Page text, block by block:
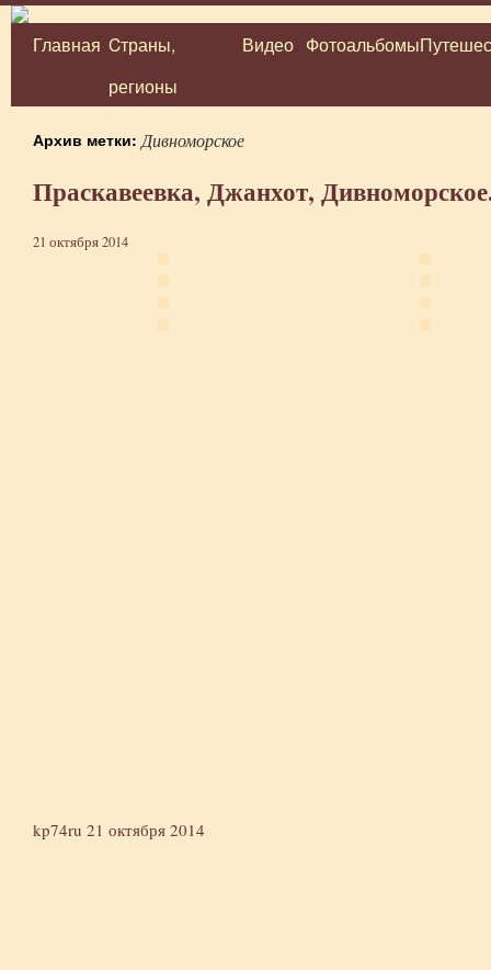
Перейти
Главная Cтраны,
регионы
Видео Фотоальбомы
Архив метки: Дивноморское
Праскавеевка, Джанхот,
21 октября 2014
kp74ru 21 октября 2014